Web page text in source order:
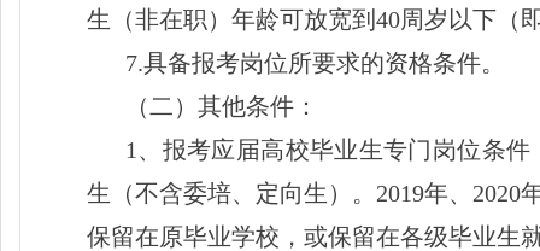
生（非在职）年龄可放宽到40周岁以下（
7.具备报考岗位所要求的资格条件。
（二）其他条件：
1、报考应届高校毕业生专门岗位条
生（不含委培、定向生）。2019年、
保留在原毕业学校，或保留在各级毕业生